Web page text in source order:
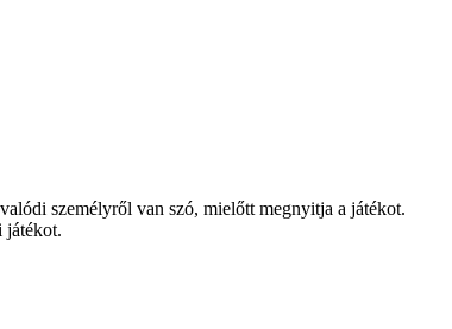
személyről van szó, mielőtt megnyitja a játékot.
játékot.